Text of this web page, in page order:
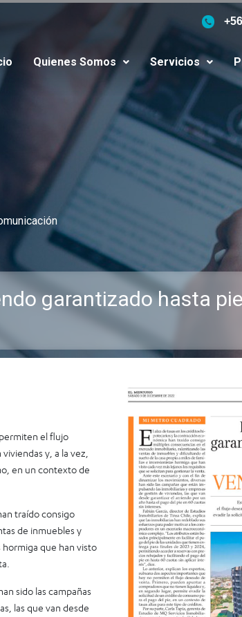
Quienes Somos Servicios
garantizado hasta
el flujo
y, a la vez,
en un contexto de
traído consigo
de inmuebles y
hormiga que han visto
sido las campañas
las que van desde